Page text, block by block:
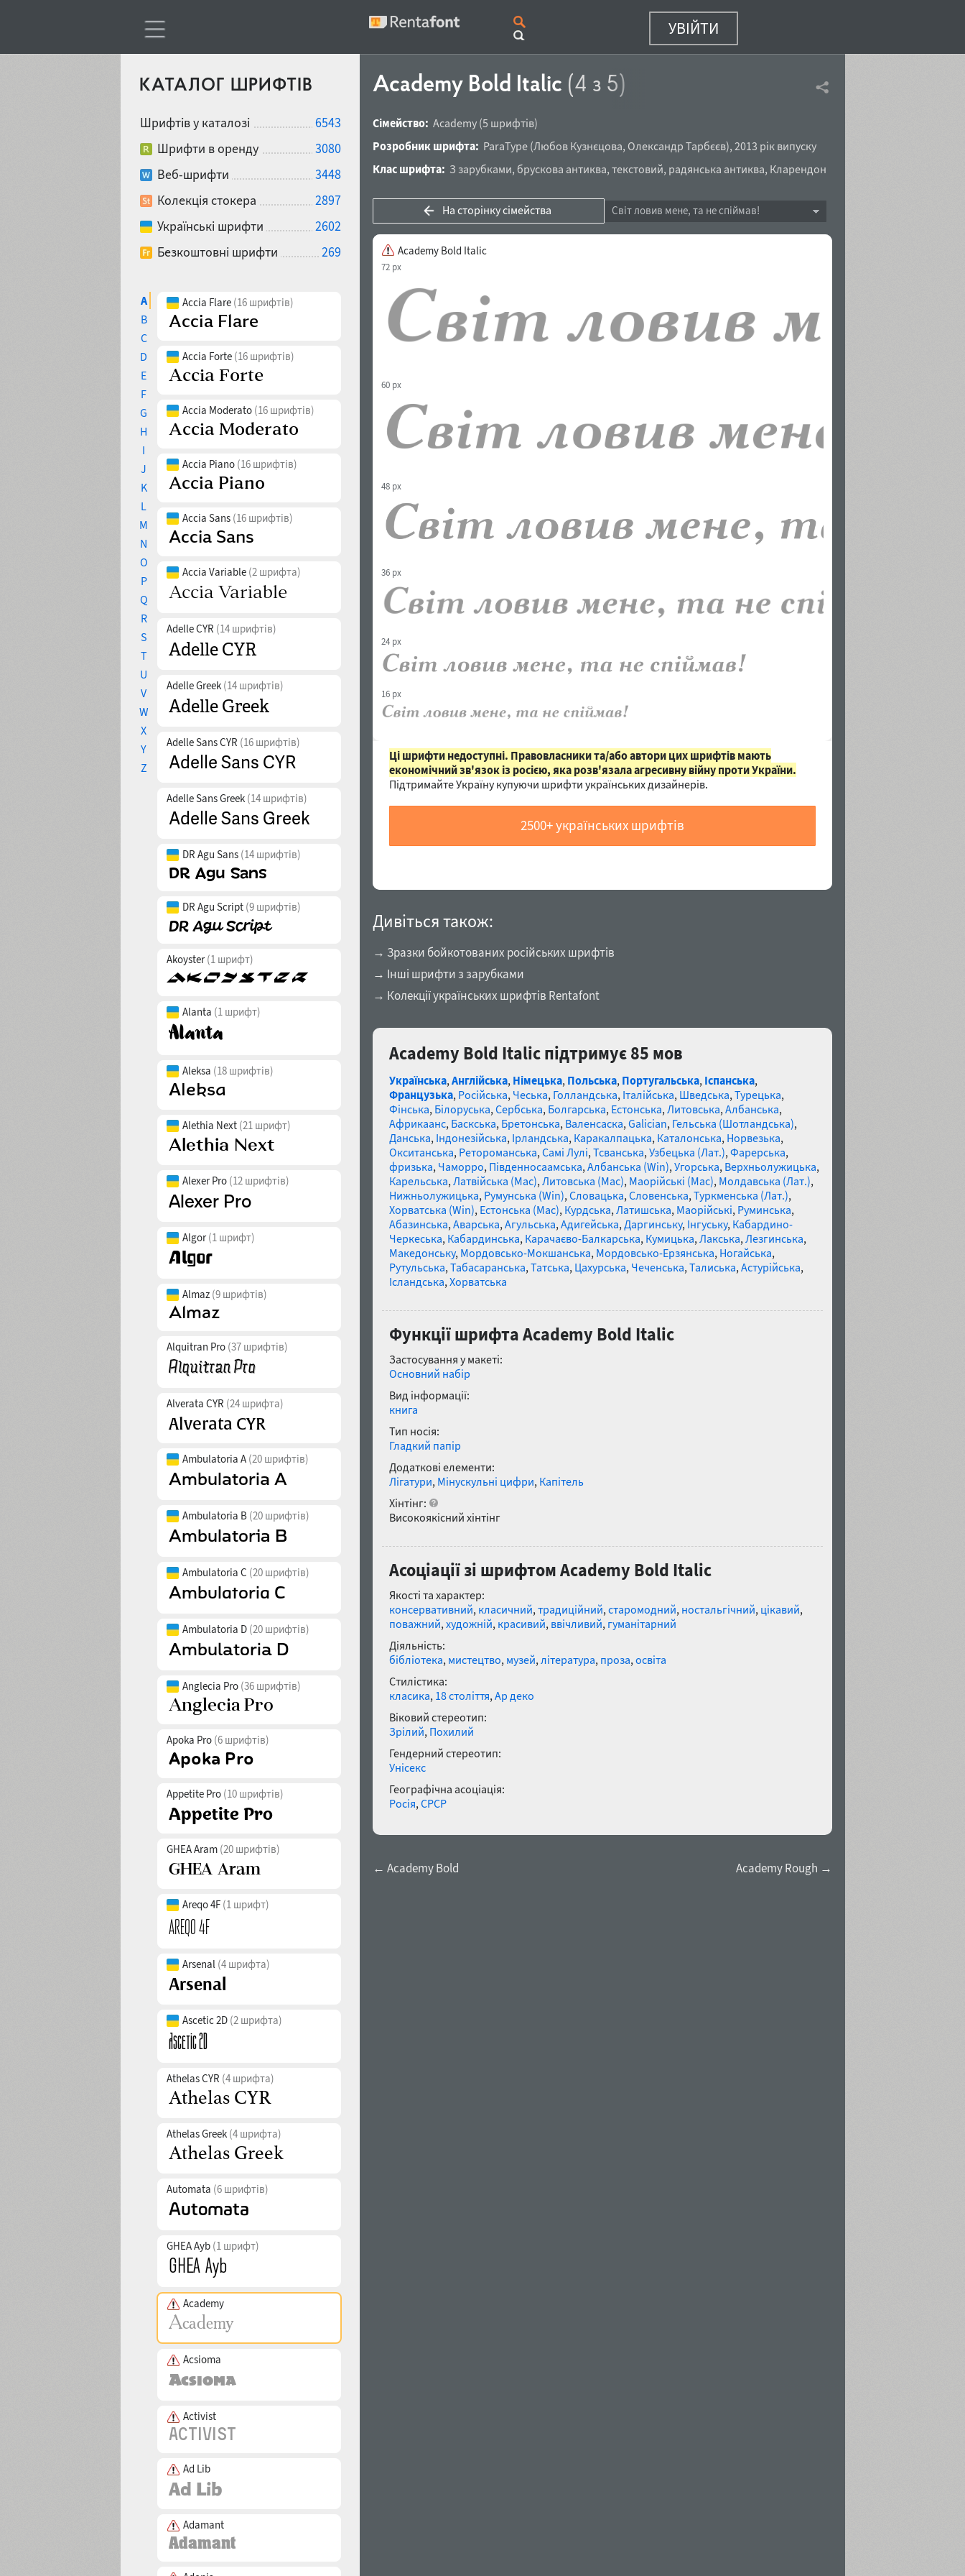
УВІЙТИ
КАТАЛОГ ШРИФТІВ
Шрифтів у каталозі
6543
Шрифти в оренду
3080
Веб-шрифти
3448
Колекція стокера
2897
Українські шрифти
2602
Безкоштовні шрифти
269
A
B
C
D
E
F
G
H
I
J
K
L
M
N
O
P
Q
R
S
T
U
V
W
X
Y
Z
Accia Flare (16 шрифтів)
Accia Forte (16 шрифтів)
Accia Moderato (16 шрифтів)
Accia Piano (16 шрифтів)
Accia Sans (16 шрифтів)
Accia Variable (2 шрифта)
Adelle CYR (14 шрифтів)
Adelle Greek (14 шрифтів)
Adelle Sans CYR (16 шрифтів)
Adelle Sans Greek (14 шрифтів)
DR Agu Sans (14 шрифтів)
DR Agu Script (9 шрифтів)
Akoyster(1 шрифт)
Alanta (1 шрифт)
Aleksa (18 шрифтів)
Alethia Next (21 шрифт)
Alexer Pro (12 шрифтів)
Algor(1 шрифт)
Almaz (9 шрифтів)
Alquitran Pro (37 шрифтів)
Alverata CYR (24 шрифта)
Ambulatoria A (20 шрифтів)
Ambulatoria B (20 шрифтів)
Ambulatoria C (20 шрифтів)
Ambulatoria D (20 шрифтів)
Anglecia Pro (36 шрифтів)
Apoka Pro (6 шрифтів)
Appetite Pro (10 шрифтів)
GHEA Aram (20 шрифтів)
Areqo 4F (1 шрифт)
Arsenal (4 шрифта)
Ascetic 2D (2 шрифта)
Athelas CYR (4 шрифта)
Athelas Greek (4 шрифта)
Automata (6 шрифтів)
GHEA Ayb (1 шрифт)
Academy
Acsioma
Activist
Ad Lib
Adamant
Academy Bold Italic (4 з 5)
Сімейство: Academy (5 шрифтів)
Розробник шрифта: ParaType(Любов Кузнєцова, Олександр Тарбєєв), 2013 рік випуску
Клас шрифта: З зарубками, брускова антиква, текстовий, радянська антиква, Кларендон
На сторінку сімейства Світ ловив мене, та не спіймав!
Academy Bold Italic
72 px
60 px
48 px
36 px
24 px
16 px
Ці шрифти недоступні. Правовласники та/або автори цих шрифтів мають
економічний зв'язок із росією, яка розв'язала агресивну війну проти України.
Підтримайте Україну купуючи шрифти українських дизайнерів.
2500+ українських шрифтів
Дивіться також:
→ Зразки бойкотованих російських шрифтів
→ Інші шрифти з зарубками
→ Колекції українських шрифтів Rentafont
Academy Bold Italic підтримує 85 мов
Українська, Англійська, Німецька, Польська, Португальська, Іспанська,
Французька, Російська, Чеська, Голландська, Італійська, Шведська, Турецька,
Фінська, Білоруська, Сербська, Болгарська, Естонська, Литовська, Албанська,
Африкаанс, Баскська, Бретонська, Валенсаска, Galician, Гельська (Шотландська),
Данська, Індонезійська, Ірландська, Каракалпацька, Каталонська, Норвезька,
Окситанська, Ретороманська, Самі Лулі, Тсванська, Узбецька (Лат.), Фарерська,
фризька, Чаморро, Південносаамська, Албанська (Win), Угорська, Верхньолужицька,
Карельська, Латвійська (Mac), Литовська (Mac), Маорійські (Mac), Молдавська (Лат.),
Нижньолужицька, Румунська (Win), Словацька, Словенська, Туркменська (Лат.),
Хорватська (Win), Естонська (Mac), Курдська, Латишська, Маорійські, Руминська,
Абазинська, Аварська, Агульська, Адигейська, Даргинську, Інгуську, Кабардино-
Черкеська, Кабардинська, Карачаєво-Балкарська, Кумицька, Лакська, Лезгинська,
Македонську, Мордовсько-Мокшанська, Мордовсько-Ерзянська, Ногайська,
Рутульська, Табасаранська, Татська, Цахурська, Чеченська, Талиська, Астурійська,
Ісландська, Хорватська
Функції шрифта Academy Bold Italic
Застосування у макеті:
Основний набір
Вид інформації:
книга
Тип носія:
Гладкий папір
Додаткові елементи:
Лігатури, Мінускульні цифри, Капітель
Хінтінг:
Високоякісний хінтінг
Асоціації зі шрифтом Academy Bold Italic
Якості та характер:
консервативний, класичний, традиційний, старомодний, ностальгічний, цікавий,
поважний, художній, красивий, ввічливий, гуманітарний
Діяльність:
бібліотека, мистецтво, музей, література, проза, освіта
Стилістика:
класика, 18 століття, Ар деко
Віковий стереотип:
Зрілий, Похилий
Гендерний стереотип:
Унісекс
Географічна асоціація:
Росія, СРСР
← Academy Bold Academy Rough →